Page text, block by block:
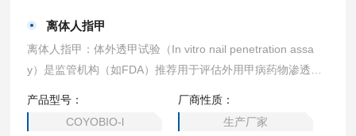
离体人指甲
离体人指甲：体外透甲试验（In vitro nail penetration assa
y）是监管机构（如FDA）推荐用于评估外用甲病药物渗透性
产品型号：
COYOBIO-l
厂商性质：
生产厂家